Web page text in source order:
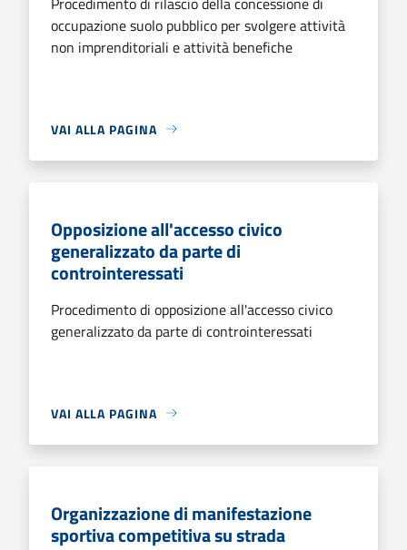
occupazione suolo pubblico per svolgere attività
non imprenditoriali e attività benefiche
VAI ALLA PAGINA
Opposizione all'accesso civico
generalizzato da parte di
controinteressati
Procedimento di opposizione all'accesso civico
generalizzato da parte di controinteressati
VAI ALLA PAGINA
Organizzazione di manifestazione
sportiva competitiva su strada